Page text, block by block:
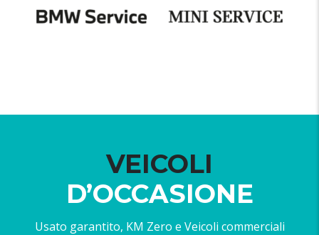
VEICOLI
D’OCCASIONE
Usato garantito, KM Zero e Veicoli commerciali